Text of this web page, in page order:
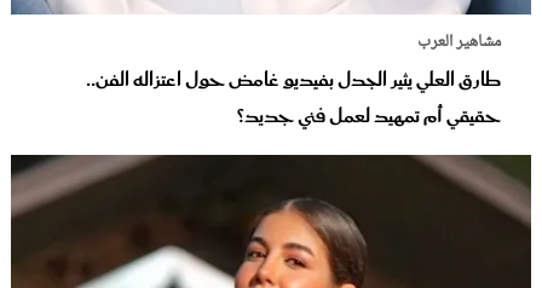
مشاهير العرب
طارق العلي يثير الجدل بفيديو غامض حول اعتزاله الفن..
حقيقي أم تمهيد لعمل فني جديد؟